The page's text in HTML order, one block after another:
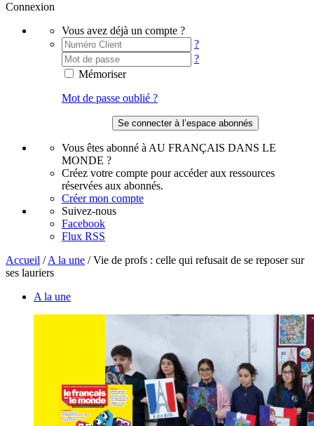
Connexion
Vous avez déjà un compte ?
?
?
Mémoriser
Mot de passe oublié ?
Vous êtes abonné à AU FRANÇAIS DANS LE
MONDE ?
Créez votre compte pour accéder aux ressources
réservées aux abonnés.
Créer mon compte
Suivez-nous
Facebook
Flux RSS
Accueil /A la une /Vie de profs : celle qui refusait de se reposer sur
ses lauriers
A la une